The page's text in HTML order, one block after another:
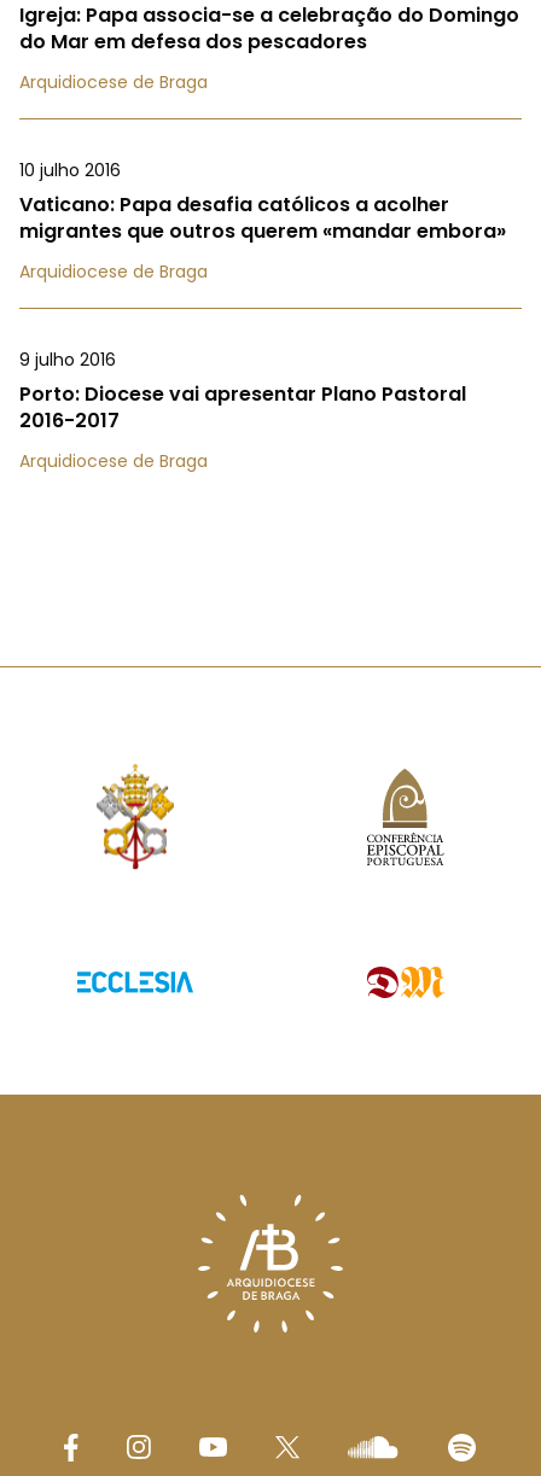
Igreja: Papa associa-se a celebração do Domingo
do Mar em defesa dos pescadores
Arquidiocese de Braga
10 julho 2016
Vaticano: Papa desafia católicos a acolher
migrantes que outros querem «mandar embora»
Arquidiocese de Braga
9 julho 2016
Porto: Diocese vai apresentar Plano Pastoral
2016-2017
Arquidiocese de Braga